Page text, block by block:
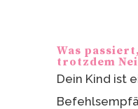
Was
trotzdem
Dein Kind ist